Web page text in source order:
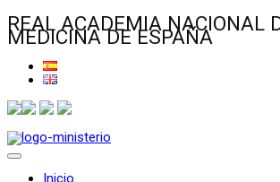
REAL ACADEMIA NACIONAL
MEDICINA DE ESPAÑA
Inicio